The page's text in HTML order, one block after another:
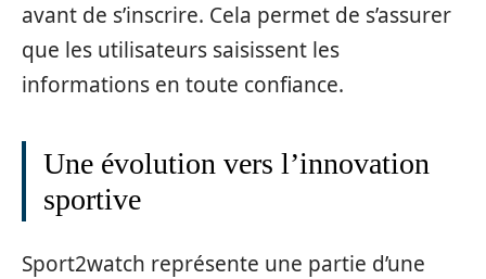
avant de s’inscrire. Cela permet de s’assurer
que les utilisateurs saisissent les
informations en toute confiance.
Une évolution vers l’innovation
sportive
Sport2watch représente une partie d’une